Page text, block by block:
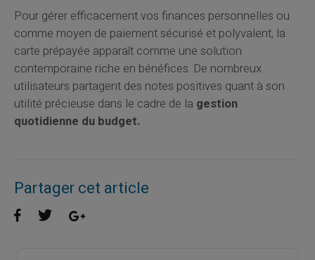
Pour gérer efficacement vos finances personnelles ou
comme moyen de paiement sécurisé et polyvalent, la
carte prépayée apparaît comme une solution
contemporaine riche en bénéfices. De nombreux
utilisateurs partagent des notes positives quant à son
utilité précieuse dans le cadre de la gestion
quotidienne du budget.
Partager cet article